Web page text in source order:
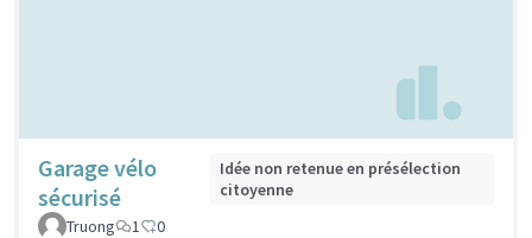
Garage vélo
sécurisé
Idée non retenue en présélection
citoyenne
Truong
1 0